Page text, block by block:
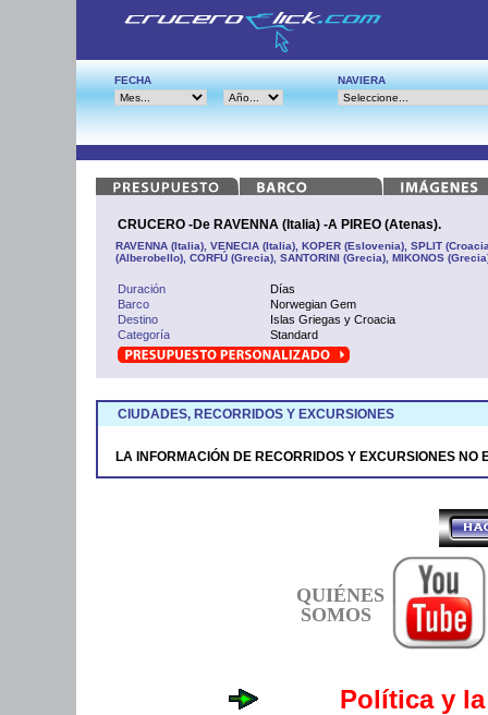
FECHA NAVIERA
CRUCERO -De RAVENNA (Italia) -A PIREO (Atenas).
RAVENNA (Italia), VENECIA (Italia), KOPER (Eslovenia), SPLIT
(Alberobello), CORFÚ (Grecia), SANTORINI (Grecia), MIKONOS
Duración
Días
Barco
Norwegian Gem
Destino
Islas Griegas y Croacia
Categoría
Standard
CIUDADES, RECORRIDOS Y EXCURSIONES
LA INFORMACIÓN DE RECORRIDOS Y EXCURSIONES NO
QUIÉNES
SOMOS
Política y